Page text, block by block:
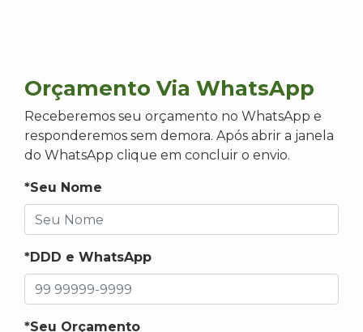
Orçamento Via WhatsApp
Receberemos seu orçamento no WhatsApp e
responderemos sem demora. Após abrir a janela
do WhatsApp clique em concluir o envio.
*Seu Nome
*DDD e WhatsApp
*Seu Orçamento